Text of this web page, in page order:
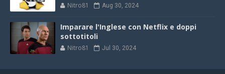
Nitro81 Aug 30, 2024
Imparare l'Inglese con Netflix e doppi
sottotitoli
Nitro81 Jul 30, 2024